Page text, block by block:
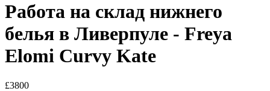
Работа на склад нижнего
белья в Ливерпуле - Freya
Elomi Curvy Kate
£3800